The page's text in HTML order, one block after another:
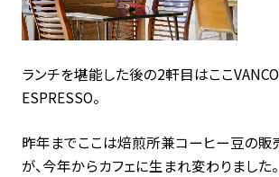
ランチを堪能した後の2軒目はここ
ESPRESSO。
昨年までここは焙煎所兼コーヒー豆の販
が、今年からカフェに生まれ変わりました